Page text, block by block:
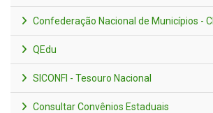
Confederação Nacional de Municípios -
QEdu
SICONFI - Tesouro Nacional
Consultar Convênios Estaduais